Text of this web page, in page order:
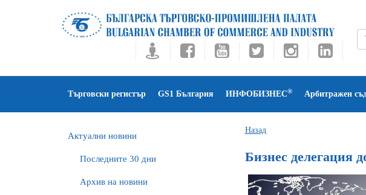
Търговски регистър GS1 България ИНФОБИЗНЕС® Арбитражен
Актуални новини
Последните 30 дни
Архив на новини
Назад
Бизнес делегация